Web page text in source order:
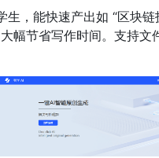
生，能快速产出如 “区块
幅节省写作时间。支持